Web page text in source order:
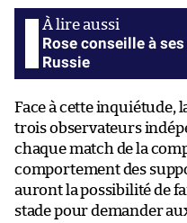
Rose conseille à
Russie
Face à cette inquiétude,
trois observateurs
chaque match de la
comportement des
auront la possibilité de
stade pour demander